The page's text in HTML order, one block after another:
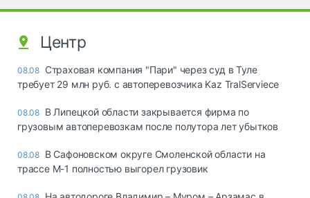
Центр
08.08 Страховая компания "Пари" через суд в Туле
требует 29 млн руб. с автоперевозчика Kaz TralServiece
08.08 В Липецкой области закрывается фирма по
грузовым автоперевозкам после полутора лет убытков
08.08 В Сафоновском округе Смоленской области на
трассе М-1 полностью выгорел грузовик